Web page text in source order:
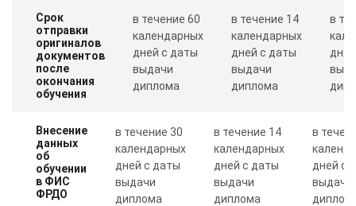
Срок
отправки
оригиналов
документов
после
окончания
обучения
в течение 60
календарных
дней с даты
выдачи
диплома
в течение 14
календарных
дней с даты
выдачи
диплома
в
дня
Внесение
данных
об
обучении
в ФИС
ФРДО
в течение 30
календарных
дней с даты
выдачи
диплома
в течение 14
календарных
дней с даты
выдачи
диплома
в
дней с
выдачи